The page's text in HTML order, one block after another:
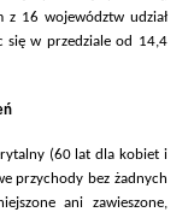
16 województw udział
się w przedziale od 14,4
(60 lat dla kobiet i
przychody bez żadnych
ani zawieszone,